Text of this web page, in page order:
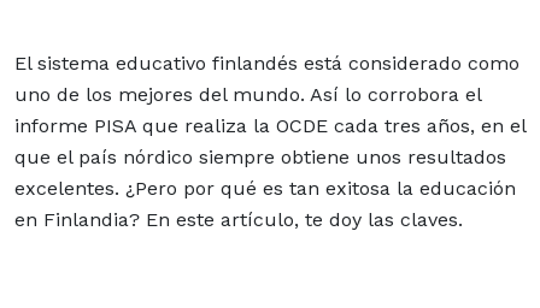
El sistema educativo finlandés está considerado como
uno de los mejores del mundo. Así lo corrobora el
informe PISA que realiza la OCDE cada tres años, en el
que el país nórdico siempre obtiene unos resultados
excelentes. ¿Pero por qué es tan exitosa la educación
en Finlandia? En este artículo, te doy las claves.